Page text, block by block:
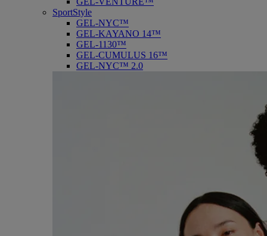
SportStyle
GEL-NYC™
GEL-KAYANO 14™
GEL-1130™
GEL-CUMULUS 16™
GEL-NYC™ 2.0